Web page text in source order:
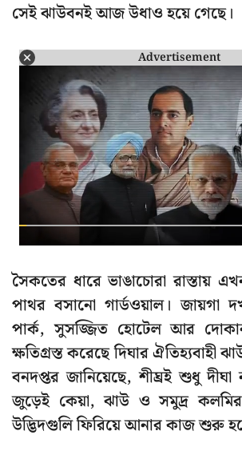
সেই ঝাউবনই আজ উধাও হয়ে গেছে।
Advertisement
সৈকতের ধারে ভাঙাচোরা রাস্তায়
পাথর বসানো গার্ডওয়াল। জায়গা
পার্ক, সুসজ্জিত হোটেল আর
ক্ষতিগ্রস্ত করেছে দিঘার ঐতিহ্যবাহী
বনদপ্তর জানিয়েছে, শীঘ্রই শুধু
জুড়েই কেয়া, ঝাউ ও সমুদ্র
উদ্ভিদগুলি ফিরিয়ে আনার কাজ শুরু